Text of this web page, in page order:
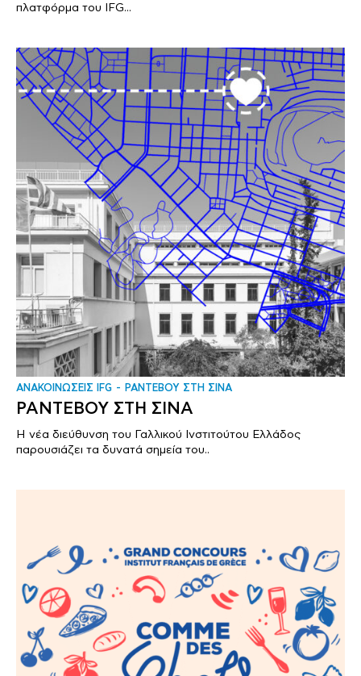
πλατφόρμα του IFG...
ΑΝΑΚΟΙΝΩΣΕΙΣ IFG ΡΑΝΤΕΒΟΥ ΣΤΗ ΣΙΝΑ
ΡΑΝΤΕΒΟΥ ΣΤΗ ΣΙΝΑ
Η νέα διεύθυνση του Γαλλικού Ινστιτούτου Ελλάδος
παρουσιάζει τα δυνατά σημεία του..